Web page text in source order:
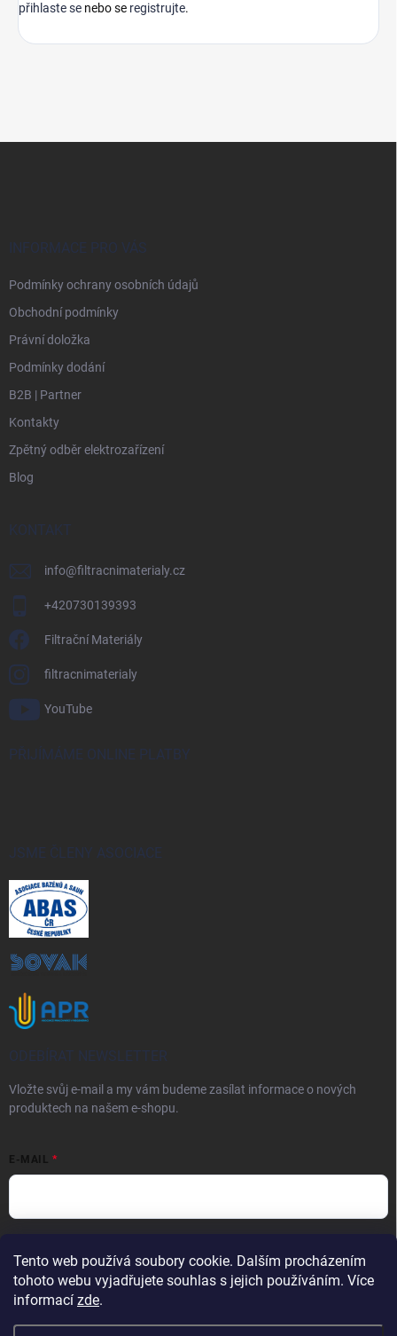
Tento web používá soubory cookie. Dalším procházením
tohoto webu vyjadřujete souhlas s jejich používáním. Více
informací zde.
přihlaste se nebo se registrujte.
INFORMACE PRO VÁS
Podmínky ochrany osobních údajů
Obchodní podmínky
Právní doložka
Podmínky dodání
B2B | Partner
Kontakty
Zpětný odběr elektrozařízení
Blog
KONTAKT
info@filtracnimaterialy.cz
+420730139393
Filtrační Materiály
filtracnimaterialy
YouTube
PŘIJÍMÁME ONLINE PLATBY
JSME ČLENY ASOCIACE
ODEBÍRAT NEWSLETTER
Vložte svůj e-mail a my vám budeme zasílat informace o nových
produktech na našem e-shopu.
E-MAIL
Přihlásit se